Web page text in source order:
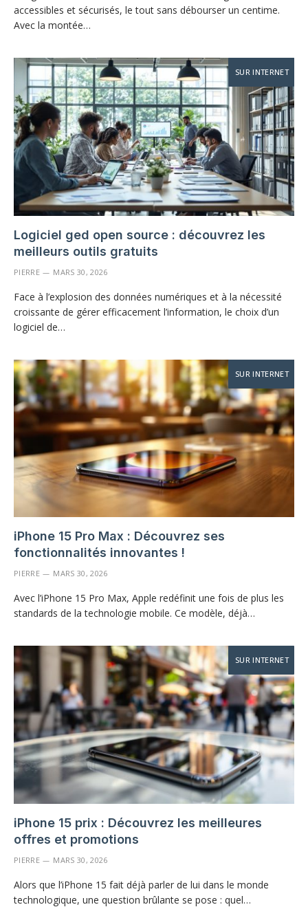
accessibles et sécurisés, le tout sans débourser un centime.
Avec la montée…
SUR INTERNET
Logiciel ged open source : découvrez les
meilleurs outils gratuits
PIERRE MARS 30, 2026
Face à l’explosion des données numériques et à la nécessité
croissante de gérer efficacement l’information, le choix d’un
logiciel de…
SUR INTERNET
iPhone 15 Pro Max : Découvrez ses
fonctionnalités innovantes !
PIERRE MARS 30, 2026
Avec l’iPhone 15 Pro Max, Apple redéfinit une fois de plus les
standards de la technologie mobile. Ce modèle, déjà…
SUR INTERNET
iPhone 15 prix : Découvrez les meilleures
offres et promotions
PIERRE MARS 30, 2026
Alors que l’iPhone 15 fait déjà parler de lui dans le monde
technologique, une question brûlante se pose : quel…